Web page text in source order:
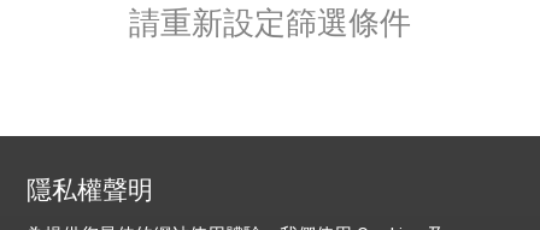
請重新設定篩選條件
隱私權聲明